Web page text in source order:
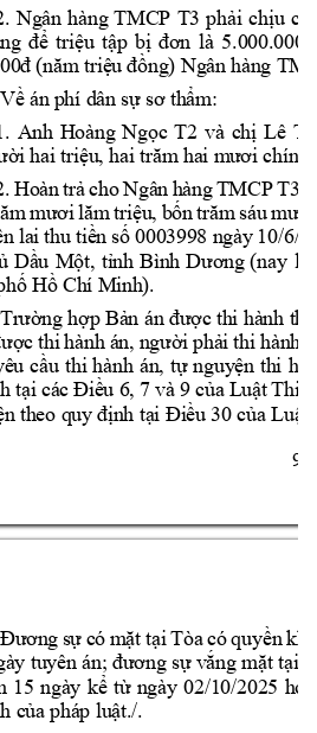
9
Ngân hàng TMCP T3 phải chịu
để triệu tập bị đơn là 5.000.000
đ (năm triệu đồng) Ngân hàng
án phí dân sự sơ thẩm:
Anh Hoàng Ngọc T2 và chị Lê
hai triệu, hai trăm hai mươi chín
Hoàn trả cho Ngân hàng TMCP T3
mươi lăm triệu, bốn trăm sáu
lai thu tiền số 0003998 ngày 10/6/
Dầu Một, tỉnh Bình Dương (nay là
hố Hồ Chí Minh).
hợp Bản án được thi hành
thi hành án, người phải thi hành
cầu thi hành án, tự nguyện thi
tại các Điều 6, 7 và 9 của Luật Thi
theo quy định tại Điều 30 của Luật
Đương sự có mặt tại Tòa có quyền
tuyên án; đương sự vắng mặt tại
15 ngày kể từ ngày 02/10/2025
của pháp luật./.